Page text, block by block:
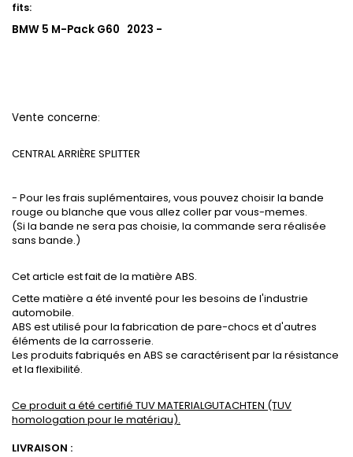
fits:
BMW 5 M-Pack G60 2023 -
Vente concerne:
CENTRAL ARRIÈRE SPLITTER
- Pour les frais suplémentaires, vous pouvez choisir la bande
rouge ou blanche que vous allez coller par vous-memes.
(Si la bande ne sera pas choisie, la commande sera réalisée
sans bande.)
Cet article est fait de la matière ABS.
Cette matière a été inventé pour les besoins de l'industrie
automobile.
ABS est utilisé pour la fabrication de pare-chocs et d'autres
éléments de la carrosserie.
Les produits fabriqués en ABS se caractérisent par la résistance
et la flexibilité.
Ce produit a été certifié TUV MATERIALGUTACHTEN (TUV
homologation pour le matériau).
LIVRAISON :